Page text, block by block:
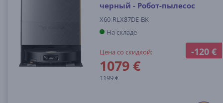
-120 €
черный - Робот-пылесос
X60-RLX87DE-BK
На складе
Цена со скидкой:
1079 €
1199 €